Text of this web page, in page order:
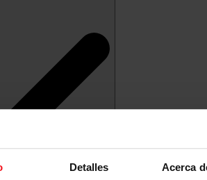
Detalles Acerca